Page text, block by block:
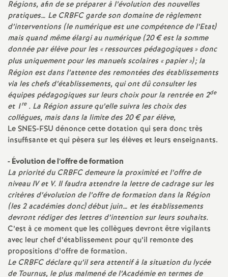
e
c
o
n
d
d
e
g
r
é
Régions, afin de se préparer à l’évolution des nouvelles
pratiques… Le CRBFC garde son domaine de règlement
d’interventions (le numérique est une compétence de l’Etat)
mais quand même élargi au numérique (20 € est la somme
donnée par élève pour les «ressources pédagogiques» donc
plus uniquement pour les manuels scolaires «papier»); la
Région est dans l’attente des remontées des établissements
via les chefs d’établissements, qui ont dû consulter les
équipes pédagogiques sur leurs choix pour la rentrée en 2de
et 1re. La Région assure qu’elle suivra les choix des
collègues, mais dans la limite des 20 € par élève,
Le SNES-FSU dénonce cette dotation qui sera donc très
insuffisante et qui pèsera sur les élèves et leurs enseignants.
- Évolution de l’offre de formation
La priorité du CRBFC demeure la proximité et l’offre de
niveau IV et V. Il faudra attendre la lettre de cadrage sur les
critères d’évolution de l’offre de formation dans la Région
(les 2 académies donc) début juin… et les établissements
devront rédiger des lettres d’intention sur leurs souhaits.
C’est à ce moment que les collègues devront être vigilants
avec leur chef d’établissement pour qu’il remonte des
propositions d’offre de formation.
Le CRBFC déclare qu’il sera attentif à la situation du lycée
de Tournus, le plus malmené de l’Académie en termes de